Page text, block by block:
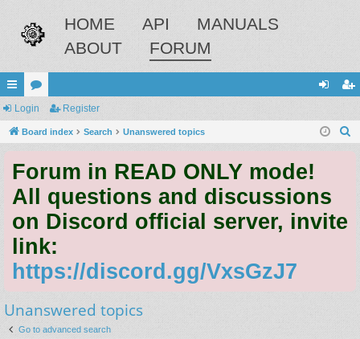
HOME API
MANUALS
ABOUT
FORUM
ui
ck
ks
or
u
s
in ist
Login Register
Board index Search Unanswered topics
Forum in READ ONLY mode!
All questions and discussions
on Discord official server, invite
link:
https://discord.gg/VxsGzJ7
Unanswered topics
Go to advanced search